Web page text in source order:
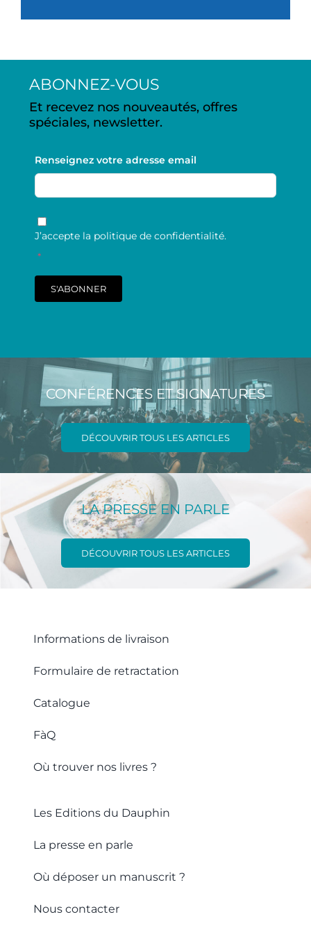
ABONNEZ-VOUS
Et recevez nos nouveautés, offres
spéciales, newsletter.
Renseignez votre adresse email
RGPD
J’accepte la politique de confidentialité.
*
S'ABONNER
CONFÉRENCES ET SIGNATURES
DÉCOUVRIR TOUS LES ARTICLES
LA PRESSE EN PARLE
DÉCOUVRIR TOUS LES ARTICLES
Informations de livraison
Formulaire de retractation
Catalogue
FàQ
Où trouver nos livres ?
Les Editions du Dauphin
La presse en parle
Où déposer un manuscrit ?
Nous contacter